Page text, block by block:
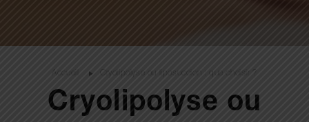
Accueil Cryolipolyse ou liposuccion : que choisir ?
Cryolipolyse ou